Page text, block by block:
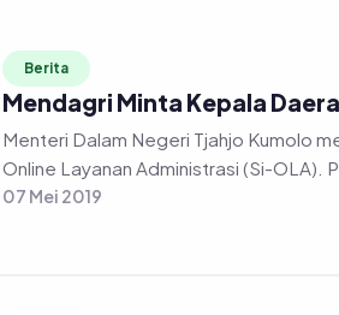
Berita
Mendagri Minta Kepala
Menteri Dalam Negeri Tjahjo Kumolo
Online Layanan Administrasi (Si-OLA).
07 Mei 2019